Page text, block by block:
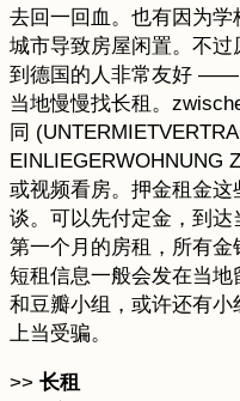
去回一回血。也有因为
城市导致房屋闲置。不
到德国的人非常友好 ——
当地慢慢找长租。
同
EINLIEGERWOHNUNG
或视频看房。押金租金这
谈。可以先付定金，到
第一个月的房租，所有金
短租信息一般会发在当
和豆瓣小组，或许还有
上当受骗。
>> 长租